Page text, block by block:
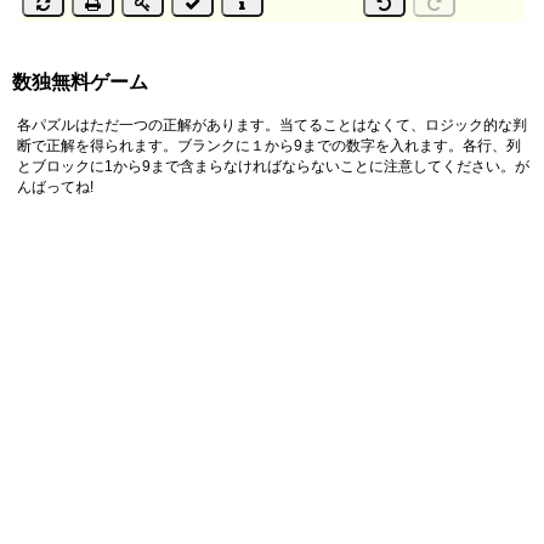
数独無料ゲーム
各パズルはただ一つの正解があります。当てることはなくて、ロジック的な判
断で正解を得られます。ブランクに１から9までの数字を入れます。各行、列
とブロックに1から9まで含まらなければならないことに注意してください。が
んばってね!